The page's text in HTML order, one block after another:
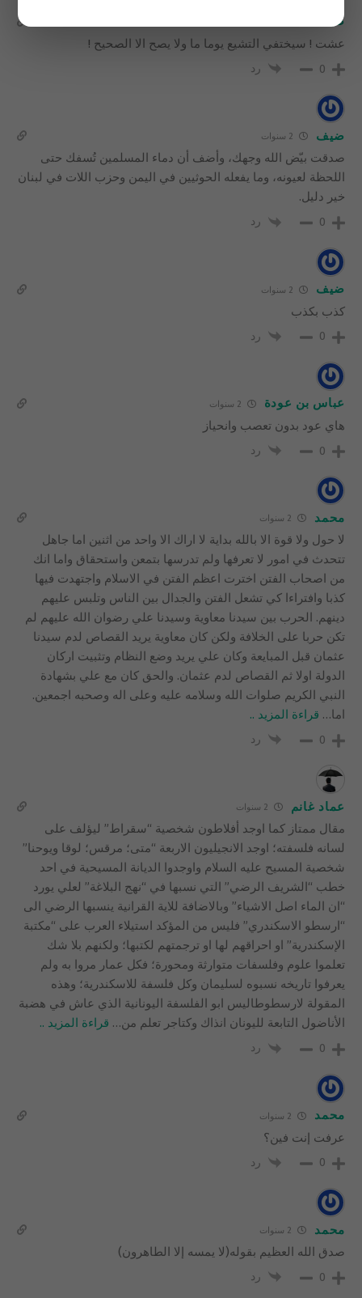
ضيف
عشت ! سيختفي التشيع يوما ما ولا يصح الا الصحيح !
0 رد
ضيف
صدقت بيّض الله وجهك، وأضف أن دماء المسلمين تُسفك حتى
اللحظة لعيونه، وما يفعله الحوثيين في اليمن وحزب اللات في لبنان
خير دليل.
0 رد
ضيف
كذب بكذب
0 رد
عباس بن عودة
هاي عود بدون تعصب وانحياز
0 رد
محمد
لا حول ولا قوة الا بالله بداية لا اراك الا واحد من اثنين اما جاهل
تتحدث في امور لا تعرفها ولم تدرسها بتمعن واستحقاق واما انك
من اصحاب الفتن اخترت اعظم الفتن في الاسلام واجتهدت فيها
كذبا وافتراءا كي تشعل الفتن والجدال بين الناس وتلبس عليهم
دينهم. الحرب بين سيدنا معاوية وسيدنا علي رضوان الله عليهم لم
تكن حربا على الخلافة ولكن كان معاوية يريد القصاص لدم سيدنا
عثمان قبل المبايعة وكان علي يريد وضع النظام وتثبيت اركان
الدولة اولا ثم القصاص لدم عثمان. والحق كان مع علي بشهادة
النبي الكريم صلوات الله وسلامه عليه وعلى اله وصحبه اجمعين.
اما… قراءة المزيد ..
0 رد
عماد غانم
مقال ممتاز كما اوجد أفلاطون شخصية “سقراط” ليؤلف على
لسانه فلسفته؛ اوجد الانجيليون الاربعة “متى؛ مرقس؛ لوقا ويوحنا”
شخصية المسيح عليه السلام واوجدوا الديانة المسيحية في احد
خطب “الشريف الرضي” التي نسبها في “نهج البلاغة” لعلي يورد
“ان الماء اصل الاشياء” وبالاضافة للاية القرانية ينسبها الرضي الى
“ارسطو الاسكندري” فليس من المؤكد استيلاء العرب على “مكتبة
الإسكندرية” او احراقهم لها او ترجمتهم لكتبها؛ ولكنهم بلا شك
تعلموا علوم وفلسفات متوارثة ومحورة؛ فكل عمار مروا به ولم
يعرفوا تاريخه نسبوه لسليمان وكل فلسفة للاسكندرية؛ وهذه
المقولة لارسطوطاليس ابو الفلسفة اليونانية الذي عاش في هضبة
الأناضول التابعة لليونان انذاك وكتاجر تعلم من… قراءة المزيد ..
0 رد
محمد
عرفت إنت فين؟
0 رد
محمد
صدق الله العظيم بقوله(لا يمسه إلا الطاهرون)
0 رد